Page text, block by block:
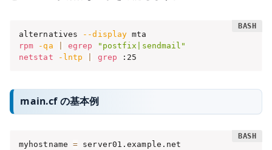
alternatives --display
rpm
-qa egrep
"postfix|sendmail"
netstat
-lntp grep :25
main.cf の基本例
myhostname = server01.example.net